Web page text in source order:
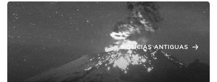
NOTICIAS ANTIGUAS
Semáforo de Alerta Volcánica del
Popocatépetl